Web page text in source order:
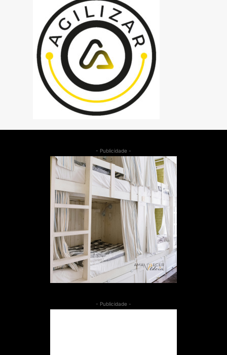
- Publicidade -
- Publicidade -